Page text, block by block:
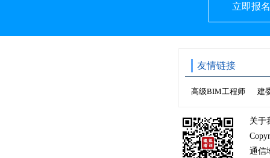
立即报名
友情链接
高级BIM工程师 建
关于
通信